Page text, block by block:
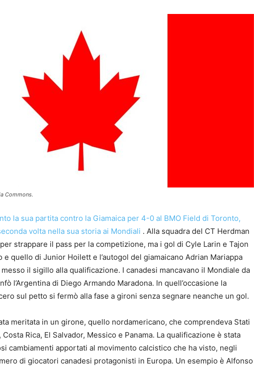
Commons.
la sua partita contro la Giamaica per 4-0 al BMO Field di Toronto,
volta nella sua storia ai Mondiali . Alla squadra del CT Herdman
strappare il pass per la competizione, ma i gol di Cyle Larin e Tajon
e quello di Junior Hoilett e l’autogol del giamaicano Adrian Mariappa
il sigillo alla qualificazione. I canadesi mancavano il Mondiale da
l’Argentina di Diego Armando Maradona. In quell’occasione la
sul petto si fermò alla fase a gironi senza segnare neanche un gol.
meritata in un girone, quello nordamericano, che comprendeva Stati
Rica, El Salvador, Messico e Panama. La qualificazione è stata
cambiamenti apportati al movimento calcistico che ha visto, negli
di giocatori canadesi protagonisti in Europa. Un esempio è Alfonso